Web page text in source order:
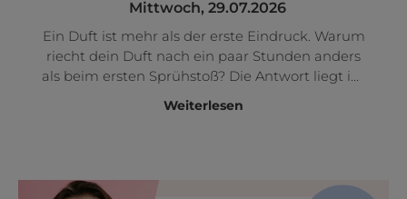
Mittwoch, 29.07.2026
Ein Duft ist mehr als der erste Eindruck. Warum
riecht dein Duft nach ein paar Stunden anders
als beim ersten Sprühstoß? Die Antwort liegt im
Aufbau. Hier erfährst du alles über Kopfnote,
Weiterlesen